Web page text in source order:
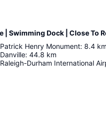
Patrick Henry Monument: 8.4 km
Danville: 44.8 km
Raleigh-Durham International